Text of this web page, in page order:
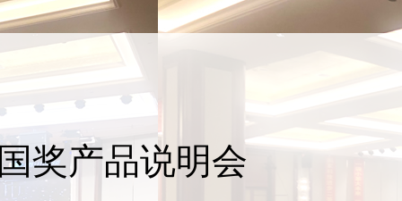
奖产品说明会